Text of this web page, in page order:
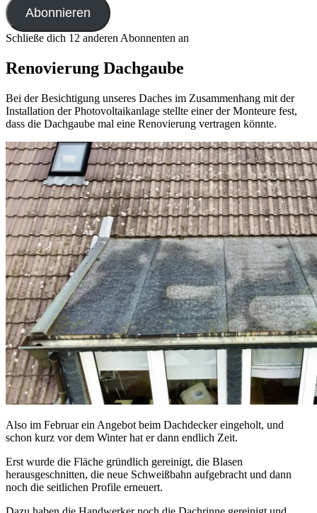
Abonnieren
Schließe dich 12 anderen Abonnenten an
Renovierung Dachgaube
Bei der Besichtigung unseres Daches im Zusammenhang mit der
Installation der Photovoltaikanlage stellte einer der Monteure fest,
dass die Dachgaube mal eine Renovierung vertragen könnte.
Also im Februar ein Angebot beim Dachdecker eingeholt, und
schon kurz vor dem Winter hat er dann endlich Zeit.
Erst wurde die Fläche gründlich gereinigt, die Blasen
herausgeschnitten, die neue Schweißbahn aufgebracht und dann
noch die seitlichen Profile erneuert.